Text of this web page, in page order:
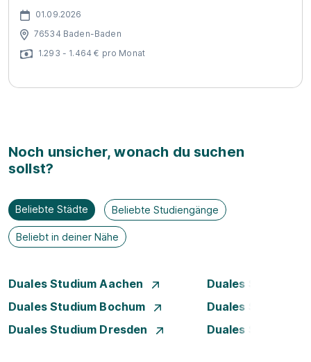
01.09.2026
76534 Baden-Baden
1.293 - 1.464 € pro Monat
Noch unsicher, wonach du suchen
sollst?
Beliebte Städte Beliebte Studiengänge
Beliebt in deiner Nähe
Duales Studium Aachen
Duales Studium
Duales Studium Bochum
Duales Studium
Duales Studium Dresden
Duales Studium